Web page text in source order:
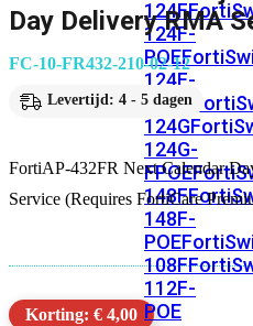
124F
124F-
POE
124F-
FPOE
124G
124G-
FPOE
148F
148F-
POE
108F
112F-
POE
Day Delivery RMA
FC-10-FR432-210-02-12
Levertijd: 4 - 5 dagen
FortiAP-432FR Next Calendar
Service (Requires FortiCare
Korting: € 4,00